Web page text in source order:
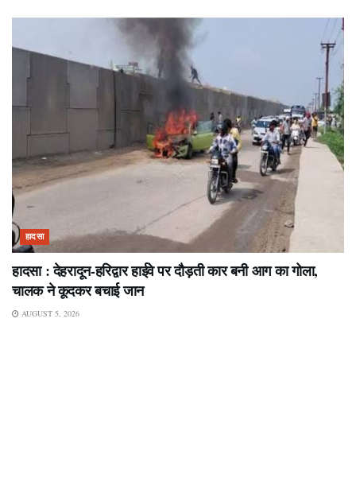
हादसा
हादसा : देहरादून-हरिद्वार हाईवे पर दौड़ती कार बनी आग का गोला,
चालक ने कूदकर बचाई जान
AUGUST 5, 2026